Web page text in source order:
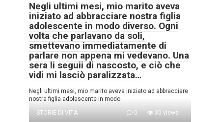
Negli ultimi mesi, mio marito aveva
iniziato ad abbracciare nostra figlia
adolescente in modo diverso. Ogni
volta che parlavano da soli,
smettevano immediatamente di
parlare non appena mi vedevano. Una
sera li seguii di nascosto, e ciò che
vidi mi lasciò paralizzata…
Negli ultimi mesi, mio marito aveva iniziato ad abbracciare
nostra figlia adolescente in modo
STORIE DI VITA
0 30 views